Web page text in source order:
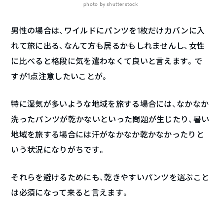
photo by shutterstock
男性の場合は、ワイルドにパンツを1枚だけカバンに入
れて旅に出る、なんて方も居るかもしれませんし、女性
に比べると格段に気を遣わなくて良いと言えます。で
すが1点注意したいことが。
特に湿気が多いような地域を旅する場合には、なかなか
洗ったパンツが乾かないといった問題が生じたり、暑い
地域を旅する場合には汗がなかなか乾かなかったりと
いう状況になりがちです。
それらを避けるためにも、乾きやすいパンツを選ぶこと
は必須になって来ると言えます。